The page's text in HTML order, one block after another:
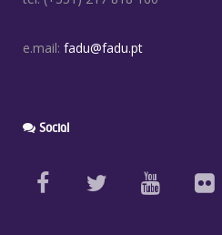
e.mail: fadu@fadu.pt
Social